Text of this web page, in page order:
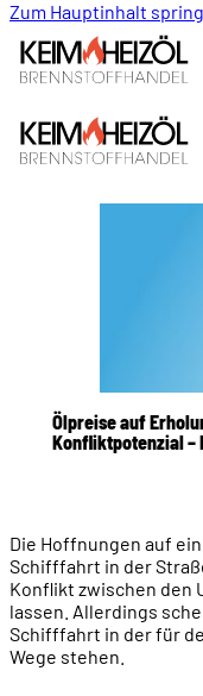
Zum Hauptinhalt
Ölpreise auf
Konfliktpotenzial –
Die Hoffnungen auf
Schifffahrt in der
Konflikt zwischen den
lassen. Allerdings
Schifffahrt in der für
Wege stehen.